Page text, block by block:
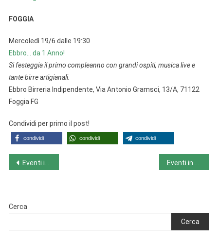
FOGGIA
Mercoledì 19/6 dalle 19:30
Ebbro… da 1 Anno!
Si festeggia il primo compleanno con grandi ospiti, musica live e
tante birre artigianali.
Ebbro Birreria Indipendente, Via Antonio Gramsci, 13/A, 71122
Foggia FG
Condividi per primo il post!
condividi condividi condividi
Navigazione
Eventi in Piemonte da lunedì 17/6 a domenica 23/6
Cerca
Cerca